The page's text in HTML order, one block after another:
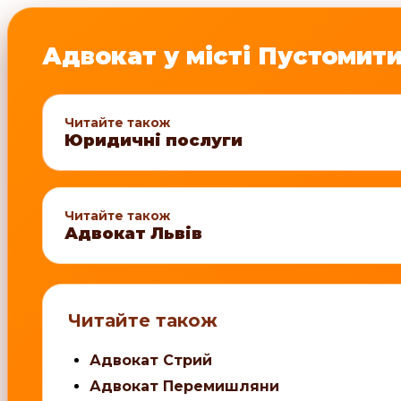
Адвокат у місті
Читайте також
Юридичні послуги
Читайте також
Адвокат Львів
Читайте також
Адвокат Стрий
Адвокат Перемишляни